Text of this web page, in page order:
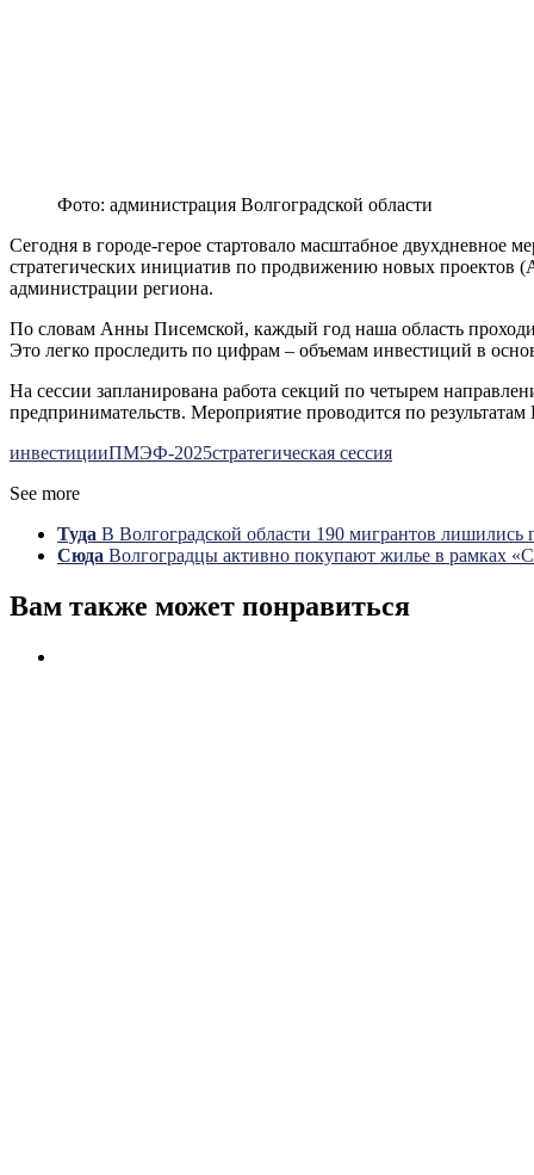
Фото: администрация Волгоградской области
Сегодня в городе-герое стартовало масштабное двухдневное
стратегических инициатив по продвижению новых проектов
администрации региона.
По словам Анны Писемской, каждый год наша область
Это легко проследить по цифрам – объемам инвестиций в
На сессии запланирована работа секций по четырем
предпринимательств. Мероприятие проводится по
инвестицииПМЭФ-2025стратегическая сессия
See more
Туда В Волгоградской области 190 мигрантов
Сюда Волгоградцы активно покупают жилье в рамках
Вам также может понравиться